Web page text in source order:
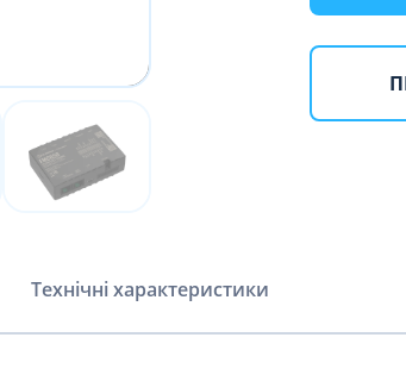
Технічні характеристики